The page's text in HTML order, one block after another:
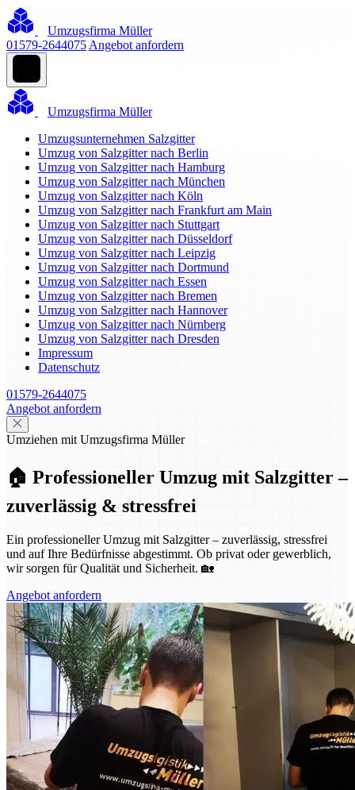
Umzugsfirma Müller
01579-2644075 Angebot anfordern
Umzugsfirma Müller
Umzugsunternehmen Salzgitter
Umzug von Salzgitter nach Berlin
Umzug von Salzgitter nach Hamburg
Umzug von Salzgitter nach München
Umzug von Salzgitter nach Köln
Umzug von Salzgitter nach Frankfurt am Main
Umzug von Salzgitter nach Stuttgart
Umzug von Salzgitter nach Düsseldorf
Umzug von Salzgitter nach Leipzig
Umzug von Salzgitter nach Dortmund
Umzug von Salzgitter nach Essen
Umzug von Salzgitter nach Bremen
Umzug von Salzgitter nach Hannover
Umzug von Salzgitter nach Nürnberg
Umzug von Salzgitter nach Dresden
Impressum
Datenschutz
01579-2644075
Angebot anfordern
Umziehen mit Umzugsfirma Müller
🏠 Professioneller Umzug mit Salzgitter –
zuverlässig & stressfrei
Ein professioneller Umzug mit Salzgitter – zuverlässig, stressfrei
und auf Ihre Bedürfnisse abgestimmt. Ob privat oder gewerblich,
wir sorgen für Qualität und Sicherheit. 🏡
Angebot anfordern